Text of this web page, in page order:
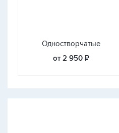
Одностворчатые
от 2 950 ₽